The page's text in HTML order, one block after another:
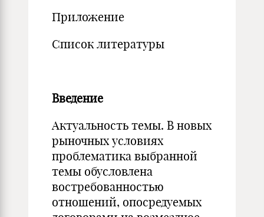
Приложение
Список литературы
Введение
Актуальность темы. В новых
рыночных условиях
проблематика выбранной
темы обусловлена
востребованностью
отношений, опосредуемых